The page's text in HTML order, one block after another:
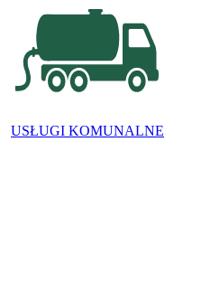
USŁUGI KOMUNALNE